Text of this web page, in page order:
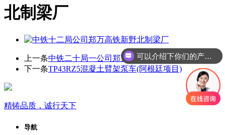
北制梁厂
上一条中铁二十局一公司郑万高铁鲁山制梁厂
下一条TP43RZ5混凝土臂架泵车(阿根廷项目)
精铸品质，诚行天下
导航
可以介绍下你们的产品么